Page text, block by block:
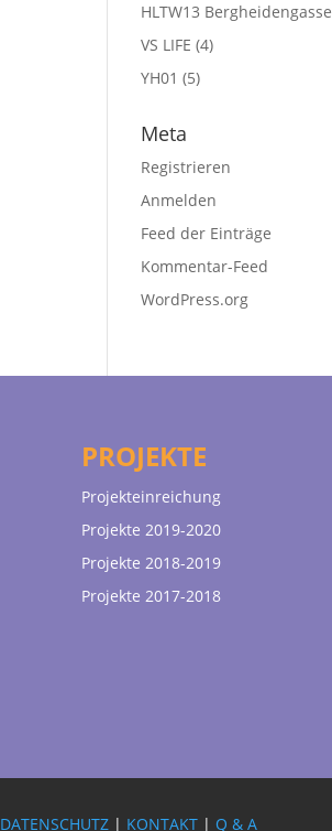
HLTW13 Bergheidengasse
VS LIFE (4)
YH01 (5)
Meta
Registrieren
Anmelden
Feed der Einträge
Kommentar-Feed
WordPress.org
PROJEKTE
Projekteinreichung
Projekte 2019-2020
Projekte 2018-2019
Projekte 2017-2018
DATENSCHUTZ | KONTAKT | Q & A